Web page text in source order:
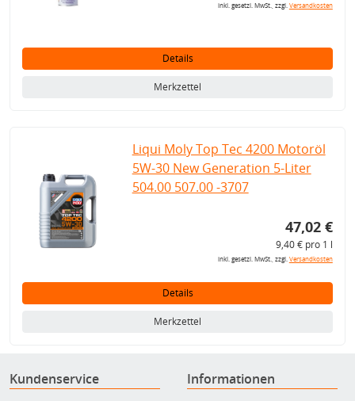
inkl. gesetzl. MwSt., zzgl.Versandkosten
Details
Merkzettel
Liqui Moly Top Tec 4200 Motoröl
5W-30 New Generation 5-Liter
504.00 507.00 -3707
47,02 €
9,40 € pro 1 l
inkl. gesetzl. MwSt., zzgl.Versandkosten
Details
Merkzettel
Kundenservice Informationen